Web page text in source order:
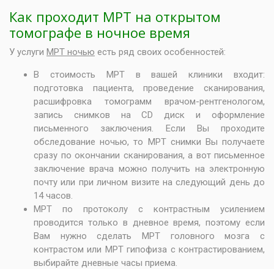
Как проходит МРТ на открытом
томографе в ночное время
У услуги МРТ ночью есть ряд своих особенностей:
В стоимость МРТв вашей клиники входит:
подготовка пациента, проведение сканирования,
расшифровка томограмм врачом-рентгенологом,
запись снимков на CD диск и оформление
письменного заключения. Если Вы проходите
обследование ночью, то МРТ снимки Вы получаете
сразу по окончании сканирования, а вот письменное
заключение врача можно получить на электронную
почту или при личном визите на следующий день до
14 часов.
МРТ по протоколу с контрастным усилением
проводится только в дневное время, поэтому если
Вам нужносделать МРТ головного мозга с
контрастом или МРТ гипофиза с контрастированием,
выбирайте дневные часы приема.